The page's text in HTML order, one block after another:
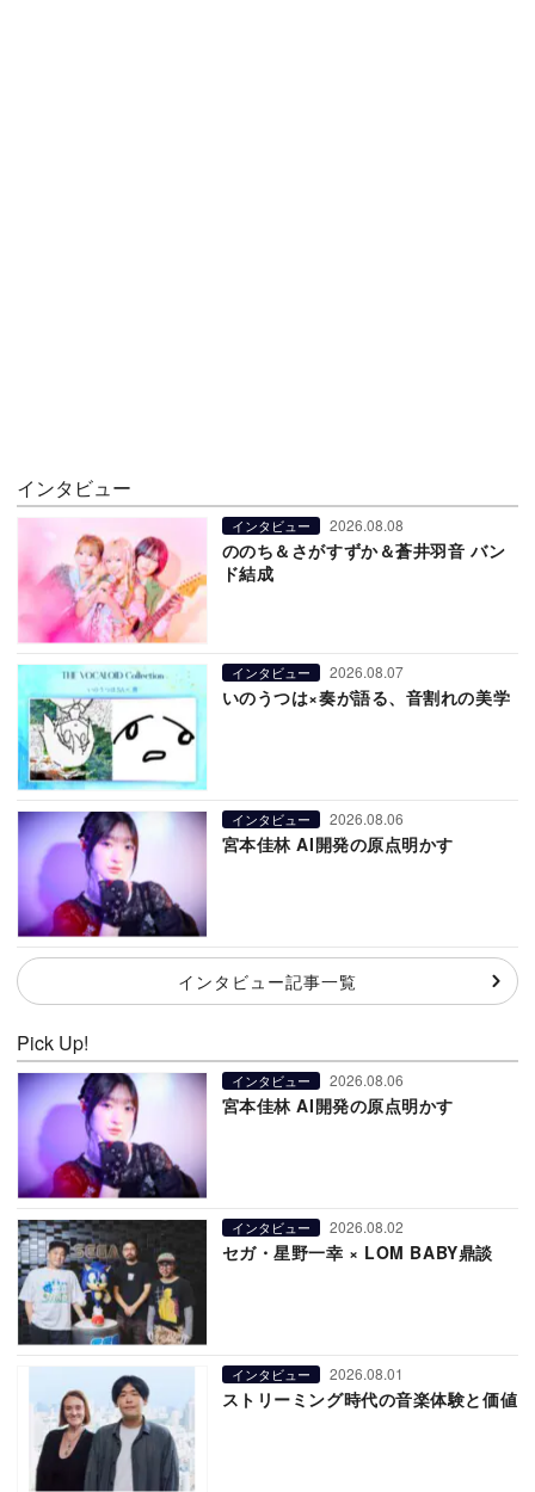
インタビュー
インタビュー 2026.08.08
ののち＆さがすずか＆蒼井羽音 バン
ド結成
インタビュー 2026.08.07
いのうつは×奏が語る、音割れの美学
インタビュー 2026.08.06
宮本佳林 AI開発の原点明かす
インタビュー記事一覧
Pick Up!
インタビュー 2026.08.06
宮本佳林 AI開発の原点明かす
インタビュー 2026.08.02
セガ・星野一幸 × LOM BABY鼎談
インタビュー 2026.08.01
ストリーミング時代の音楽体験と価値